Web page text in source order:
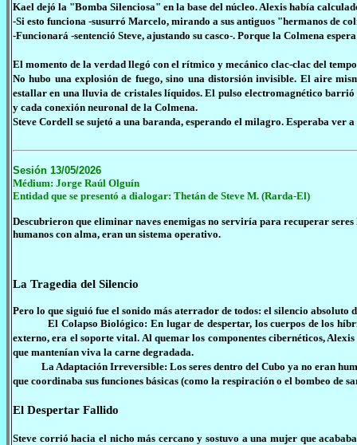
Kael dejó la "Bomba Silenciosa" en la base del núcleo. Alexis había
-Si esto funciona -susurró Marcelo, mirando a sus antiguos "hermanos de
-Funcionará -sentenció Steve, ajustando su casco-. Porque la Colmena
El momento de la verdad llegó con el rítmico y mecánico clac-clac del
No hubo una explosión de fuego, sino una distorsión invisible. El aire
estallar en una lluvia de cristales líquidos. El pulso electromagnético
y cada conexión neuronal de la Colmena.
Steve Cordell se sujetó a una baranda, esperando el milagro. Esperaba
Sesión 13/05/2026
Médium: Jorge Raúl Olguín
Entidad que se presentó a dialogar: Thetán de Steve M. (Rarda-El)
Descubrieron que eliminar naves enemigas no serviría para recuperar
humanos con alma, eran un sistema operativo.
La Tragedia del Silencio
Pero lo que siguió fue el sonido más aterrador de todos: el silencio absoluto
El Colapso Biológico: En lugar de despertar, los cuerpos de los
externo, era el soporte vital. Al quemar los componentes cibernéticos,
que mantenían viva la carne degradada.
La Adaptación Irreversible: Los seres dentro del Cubo ya no eran
que coordinaba sus funciones básicas (como la respiración o el bombeo de
El Despertar Fallido
Steve corrió hacia el nicho más cercano y sostuvo a una mujer que